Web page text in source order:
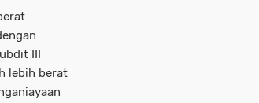
III
lebih berat